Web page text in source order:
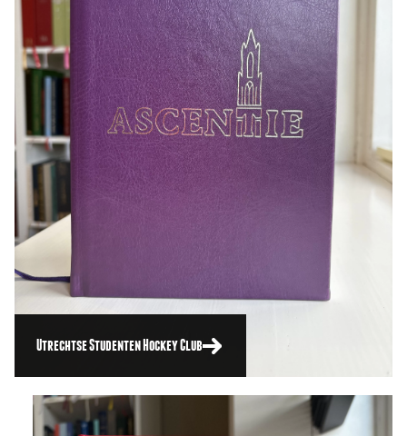
Utrechtse Studenten Hockey Club